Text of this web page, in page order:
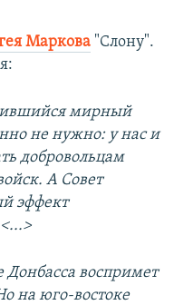
Маркова "Слону".
мирный
не нужно: у нас и
добровольцам
А Совет
эффект
воспримет
на юго-востоке